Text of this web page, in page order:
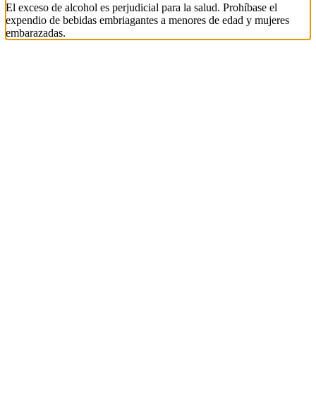
El exceso de alcohol es perjudicial para la salud. Prohíbase el
expendio de bebidas embriagantes a menores de edad y mujeres
embarazadas.